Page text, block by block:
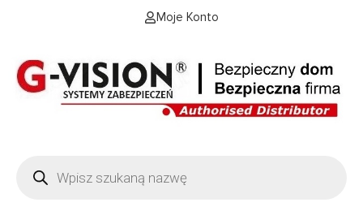
Moje Konto